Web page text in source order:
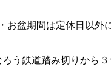
お盆期間は定休日以外
う鉄道踏み切りから